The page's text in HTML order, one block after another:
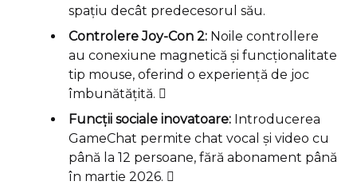
spațiu decât predecesorul său.
Controlere Joy-Con 2: Noile controllere
au conexiune magnetică și funcționalitate
tip mouse, oferind o experiență de joc
îmbunătățită. 
Funcții sociale inovatoare: Introducerea
GameChat permite chat vocal și video cu
până la 12 persoane, fără abonament până
în martie 2026. 